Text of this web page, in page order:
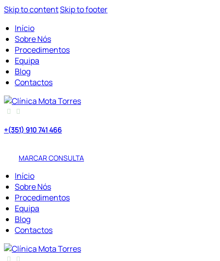
Skip to contentSkip to footer
Início
Sobre Nós
Procedimentos
Equipa
Blog
Contactos
+(351) 910 741 466
MARCAR CONSULTA
Início
Sobre Nós
Procedimentos
Equipa
Blog
Contactos